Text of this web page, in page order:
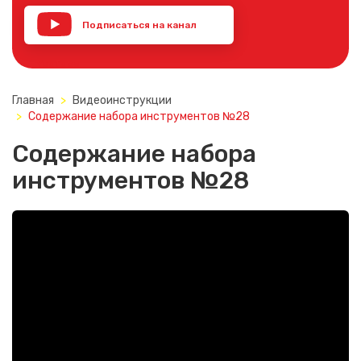
Подписаться на канал
Главная
Видеоинструкции
Содержание набора инструментов №28
Содержание набора
инструментов №28